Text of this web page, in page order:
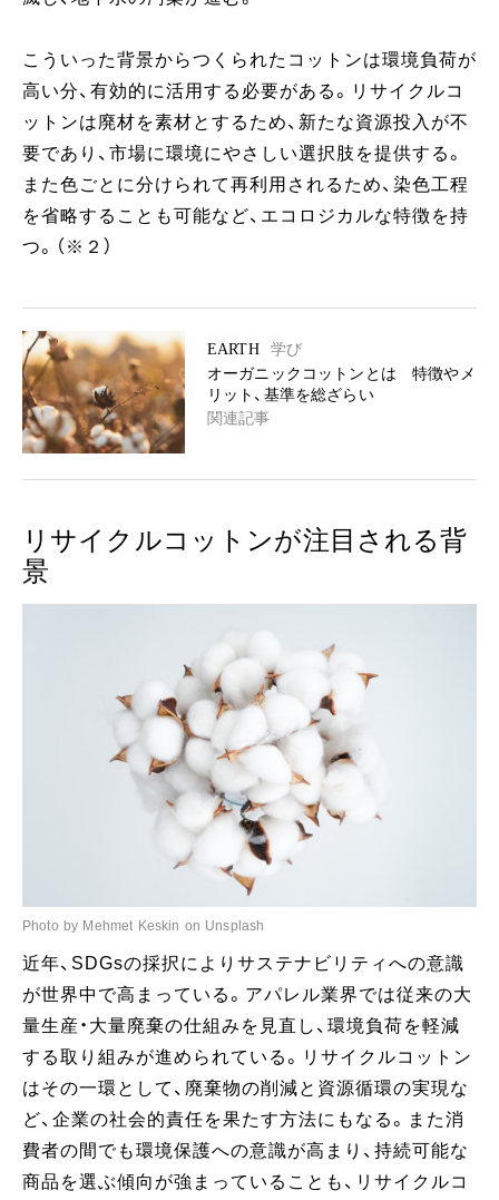
こういった背景からつくられたコットンは環境負荷が
高い分、有効的に活用する必要がある。リサイクルコ
ットンは廃材を素材とするため、新たな資源投入が不
要であり、市場に環境にやさしい選択肢を提供する。
また色ごとに分けられて再利用されるため、染色工程
を省略することも可能など、エコロジカルな特徴を持
つ。（※２）
EARTH
学び
オーガニックコットンとは 特徴やメ
リット、基準を総ざらい
関連記事
リサイクルコットンが注目される背
景
Photo by Mehmet Keskin on Unsplash
近年、SDGsの採択によりサステナビリティへの意識
が世界中で高まっている。アパレル業界では従来の大
量生産・大量廃棄の仕組みを見直し、環境負荷を軽減
する取り組みが進められている。リサイクルコットン
はその一環として、廃棄物の削減と資源循環の実現な
ど、企業の社会的責任を果たす方法にもなる。また消
費者の間でも環境保護への意識が高まり、持続可能な
商品を選ぶ傾向が強まっていることも、リサイクルコ